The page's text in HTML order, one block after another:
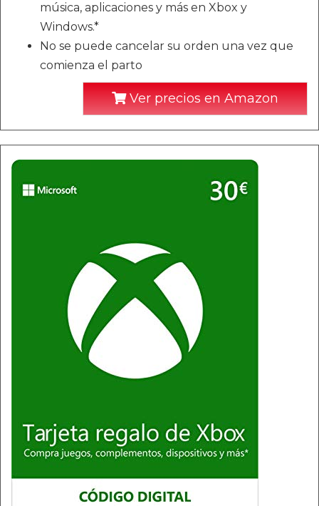
música, aplicaciones y más en Xbox y
Windows.*
No se puede cancelar su orden una vez que
comienza el parto
Ver precios en Amazon